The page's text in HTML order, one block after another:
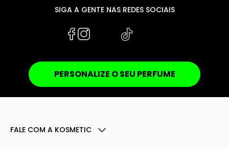
SIGA A GENTE NAS REDES SOCIAIS
PERSONALIZE O SEU PERFUME
FALE COM A KOSMETIC